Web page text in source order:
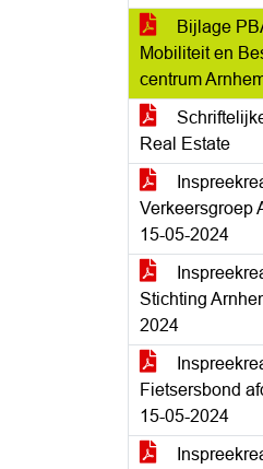
Bijlage
Mobiliteit en
centrum
Real Estate
Verkeersgroep
15-05-2024
Stichting
2024
Fietsersbond
15-05-2024